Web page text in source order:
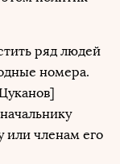
ряд людей
номера.
членам его